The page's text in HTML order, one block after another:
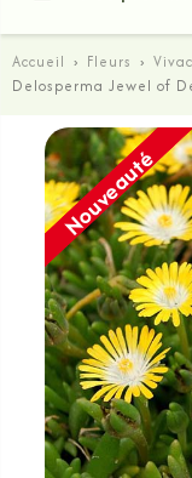
Accueil › Fleurs ›
Delosperma Jewel of
Nouveauté